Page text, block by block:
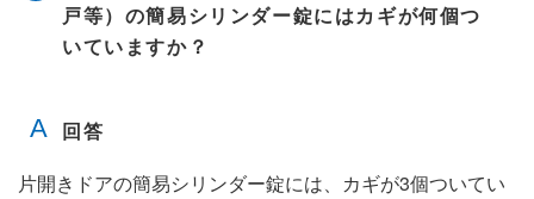
戸等）の簡易シリンダー錠にはカギが何個つ
いていますか？
片開きドアの簡易シリンダー錠には、カギが3個ついてい